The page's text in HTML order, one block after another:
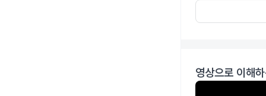
영상으로 이해